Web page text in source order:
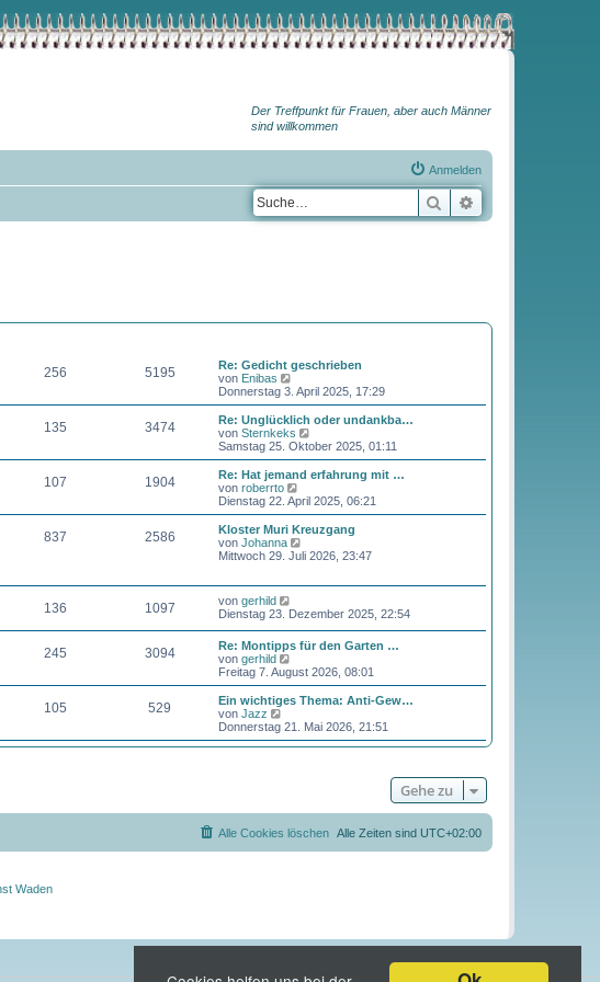
Der Treffpunkt für Frauen, aber auch Männer
sind willkommen
Anmelden
Suche
256 5195
Re: Gedicht geschrieben
von Enibas
e
u
e
s
t
B
e
i
r
a
g
Donnerstag 3. April 2025, 17:29
135 3474
Re: Unglücklich oder undankba…
von Sternkeks
e
u
e
t
B
e
i
r
g
Samstag 25. Oktober 2025, 01:11
107 1904
Re: Hat jemand erfahrung mit …
von roberrto
e
u
e
s
t
i
t
r
g
Dienstag 22. April 2025, 06:21
837 2586
Kloster Muri Kreuzgang
von Johanna
e
e
r
B
i
t
r
g
Mittwoch 29. Juli 2026, 23:47
136 1097 von gerhild
e
s
e
B
i
t
Dienstag 23. Dezember 2025, 22:54
245 3094
Re: Montipps für den Garten …
von gerhild
e
u
e
t
r
r
a
g
Freitag 7. August 2026, 08:01
105 529
Ein wichtiges Thema: Anti-Gew…
von Jazz
e
u
e
B
e
Donnerstag 21. Mai 2026, 21:51
Gehe zu
Alle Zeiten sind UTC+02:00
Alle Cookies löschen